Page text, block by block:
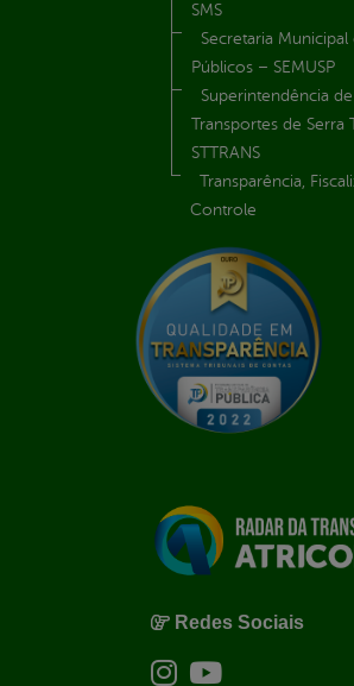
SMS
Secretaria Municipal
Públicos – SEMUSP
Superintendência
Transportes de Serra
STTRANS
Transparência,
Controle
Redes Sociais